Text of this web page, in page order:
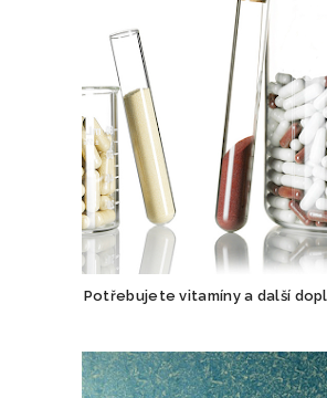
Potřebujete vitamíny a další